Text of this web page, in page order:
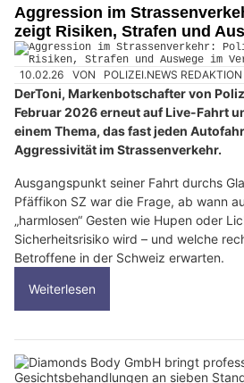
Aggression im
zeigt Risiken, Strafen und
10.02.26 VON POLIZEI.NEWS REDAKTION
DerToni, Markenbotschafter von
Februar 2026 erneut auf Live-Fahrt
einem Thema, das fast jeden
Aggressivität im Strassenverkehr.
Ausgangspunkt seiner Fahrt durchs
Pfäffikon SZ war die Frage, ab wann
„harmlosen“ Gesten wie Hupen oder
Sicherheitsrisiko wird – und welche
Betroffene in der Schweiz erwarten.
Weiterlesen